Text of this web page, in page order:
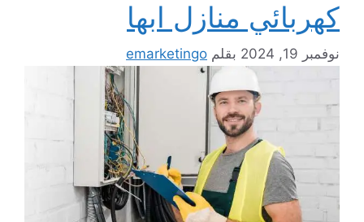
كهربائي منازل ابها
نوفمبر 19, 2024 بقلم emarketingo